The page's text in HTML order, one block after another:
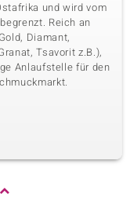
und wird vom
Reich an
Diamant,
Tsavorit z.B.),
Anlaufstelle für den